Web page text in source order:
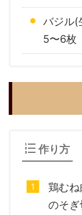
バジル
5〜6枚
作り方
鶏む
のそ